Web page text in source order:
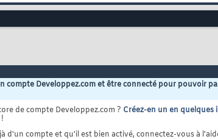
compte Developpez.com et être connecté pour pouvoir
de compte Developpez.com ? Créez-en un en quelques
d'un compte et qu'il est bien activé, connectez-vous à